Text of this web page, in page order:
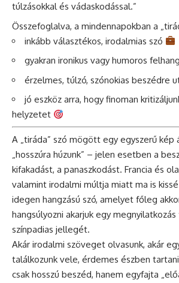
túlzásokkal és vádaskodással.”
Összefoglalva, a mindennapokban a
inkább választékos, irodalmias szó
gyakran ironikus vagy humoros
érzelmes, túlzó, szónokias beszédre
jó eszköz arra, hogy finoman
helyzetet
A „tiráda” szó mögött egy egyszerű kép
„hosszúra húzunk” – jelen esetben a
kifakadást, a panaszkodást. Francia és
valamint irodalmi múltja miatt ma is
idegen hangzású szó, amelyet főleg
hangsúlyozni akarjuk egy
színpadias jellegét.
Akár irodalmi szöveget olvasunk, akár
találkozunk vele, érdemes észben
csak hosszú beszéd, hanem egyfajta